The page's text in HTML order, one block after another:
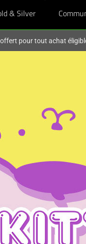
& Silver
pour tout achat